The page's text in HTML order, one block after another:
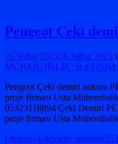
Peugeot Çeki
26 Şubat 202326 Şubat 2023
MÜHENDİSLİK: İLETİŞİM:
Peugeot Çeki demiri ankara
proje firması Usta
05323118894 Çeki Demiri
proje firması Usta
Okumaya devam+